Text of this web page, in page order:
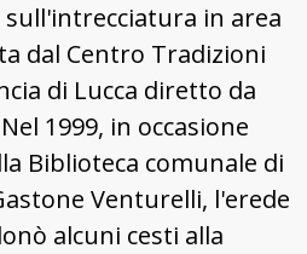
in area
dal Centro Tradizioni
di Lucca diretto da
1999, in occasione
Biblioteca comunale di
Venturelli, l'erede
alcuni cesti alla